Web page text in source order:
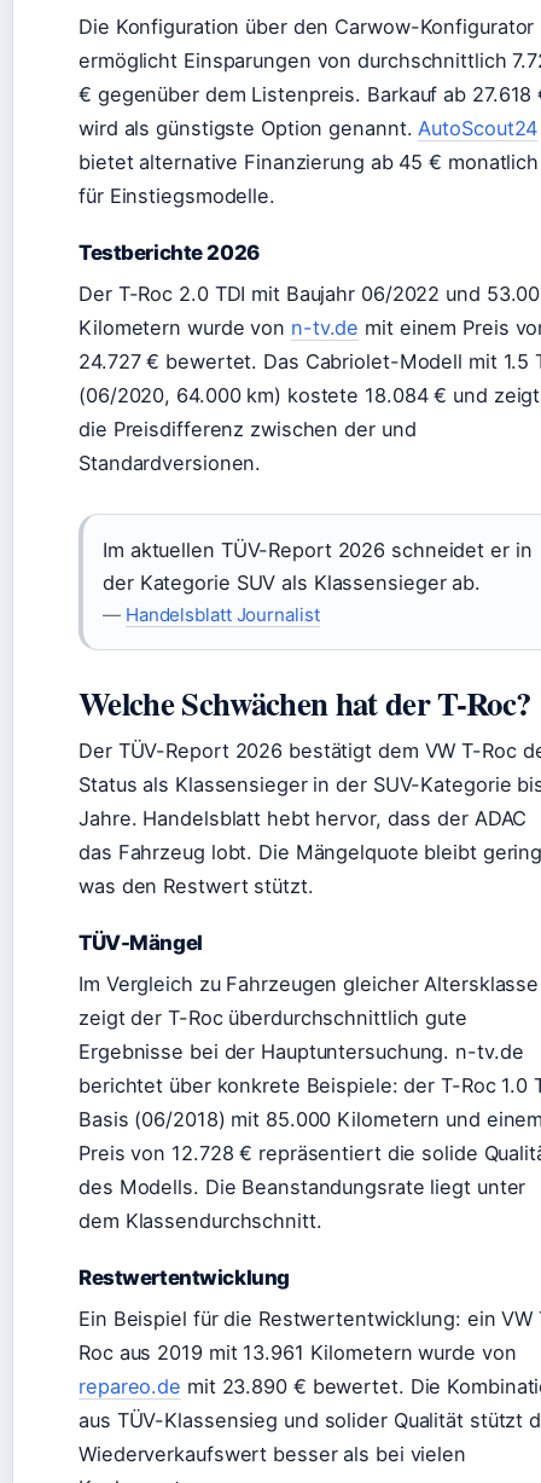
Die Konfiguration über den Carwow-Konfigurator
ermöglicht Einsparungen von durchschnittlich
€ gegenüber dem Listenpreis. Barkauf ab 27.618
wird als günstigste Option genannt.AutoScout24
bietet alternative Finanzierung ab 45 € monatlich
für Einstiegsmodelle.
Testberichte 2026
Der T-Roc 2.0 TDI mit Baujahr 06/2022 und
Kilometern wurde von n-tv.de mit einem Preis
24.727 € bewertet. Das Cabriolet-Modell mit 1.5
(06/2020, 64.000 km) kostete 18.084 € und zeigt
die Preisdifferenz zwischen der und
Standardversionen.
Im aktuellen TÜV-Report 2026 schneidet er in
der Kategorie SUV als Klassensieger ab.
— Handelsblatt Journalist
Welche Schwächen hat der T-Roc?
Der TÜV-Report 2026 bestätigt dem VW T-Roc
Status als Klassensieger in der SUV-Kategorie
Jahre. Handelsblatt hebt hervor, dass der ADAC
das Fahrzeug lobt. Die Mängelquote bleibt
was den Restwert stützt.
TÜV-Mängel
Im Vergleich zu Fahrzeugen gleicher Altersklasse
zeigt der T-Roc überdurchschnittlich gute
Ergebnisse bei der Hauptuntersuchung. n-tv.de
berichtet über konkrete Beispiele: der T-Roc 1.0
Basis (06/2018) mit 85.000 Kilometern und
Preis von 12.728 € repräsentiert die solide
des Modells. Die Beanstandungsrate liegt unter
dem Klassendurchschnitt.
Restwertentwicklung
Ein Beispiel für die Restwertentwicklung: ein VW
Roc aus 2019 mit 13.961 Kilometern wurde von
repareo.de mit 23.890 € bewertet. Die
aus TÜV-Klassensieg und solider Qualität stützt
Wiederverkaufswert besser als bei vielen